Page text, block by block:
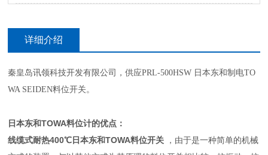
详细介绍
秦皇岛讯领科技开发有限公司，供应PRL-500HSW 日本东和制电TO
WA SEIDEN料位开关。
日本东和TOWA料位计的优点：
线缆式耐热400℃日本东和TOWA料位开关
，由于是一种简单的机械